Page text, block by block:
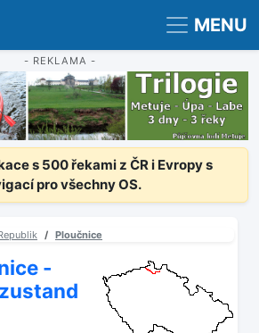
MENU
- REKLAMA -
s 500 řekami z ČR i Evropy s
pro všechny OS.
Ploučnice
-